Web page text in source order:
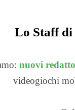
Lo Staff di
nuovi
videogiochi